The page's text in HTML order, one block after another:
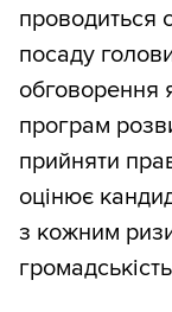
проводиться
посаду
обговорення
програм
прийняти
оцінює
з кожним